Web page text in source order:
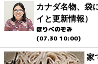
カナダ名物、袋
イと更新情報）
ほりべのぞみ
(07.30 10:00)
家